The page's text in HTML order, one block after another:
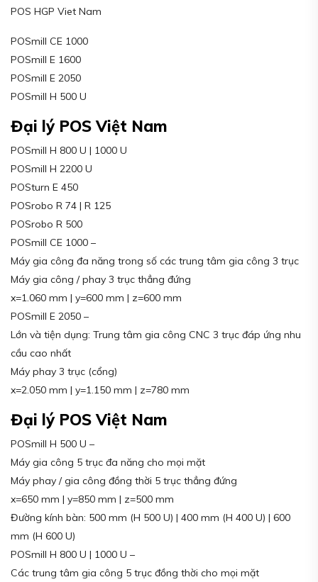
POS HGP Viet Nam
POSmill CE 1000
POSmill E 1600
POSmill E 2050
POSmill H 500 U
Đại lý POS Việt Nam
POSmill H 800 U | 1000 U
POSmill H 2200 U
POSturn E 450
POSrobo R 74 | R 125
POSrobo R 500
POSmill CE 1000 –
Máy gia công đa năng trong số các trung tâm gia công 3 trục
Máy gia công / phay 3 trục thẳng đứng
x=1.060 mm | y=600 mm | z=600 mm
POSmill E 2050 –
Lớn và tiện dụng: Trung tâm gia công CNC 3 trục đáp ứng nhu
cầu cao nhất
Máy phay 3 trục (cổng)
x=2.050 mm | y=1.150 mm | z=780 mm
Đại lý POS Việt Nam
POSmill H 500 U –
Máy gia công 5 trục đa năng cho mọi mặt
Máy phay / gia công đồng thời 5 trục thẳng đứng
x=650 mm | y=850 mm | z=500 mm
Đường kính bàn: 500 mm (H 500 U) | 400 mm (H 400 U) | 600
mm (H 600 U)
POSmill H 800 U | 1000 U –
Các trung tâm gia công 5 trục đồng thời cho mọi mặt